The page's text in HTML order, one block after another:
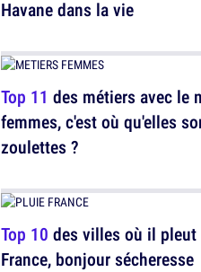
Havane dans la vie
Top 11 des métiers avec le
femmes, c'est où qu'elles
zoulettes ?
Top 10 des villes où il pleut
France, bonjour sécheresse